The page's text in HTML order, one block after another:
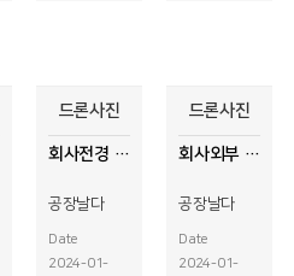
드론사진
회사전경 드론사진
공장날다
Date
2024-01-
드론사진
회사외부 드론사진촬영
공장날다
Date
2024-01-